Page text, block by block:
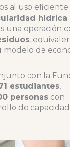
al uso eficiente
hídrica
una operación
,
modelo de
con la
estudiantes,
personas con
de